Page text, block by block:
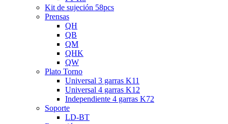
Kit de sujeción 58pcs
Prensas
QH
QB
QM
QHK
QW
Plato Torno
Universal 3 garras K11
Universal 4 garras K12
Independiente 4 garras K72
Soporte
LD-BT